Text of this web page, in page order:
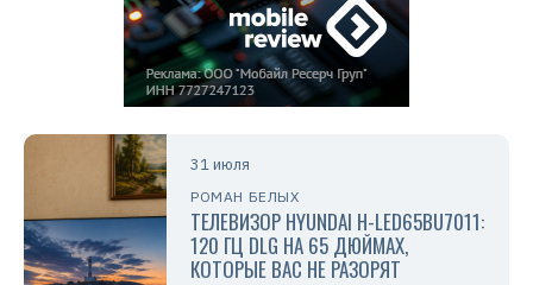
31 июля
РОМАН БЕЛЫХ
ТЕЛЕВИЗОР HYUNDAI H-LED65BU7011:
120 ГЦ DLG НА 65 ДЮЙМАХ,
КОТОРЫЕ ВАС НЕ РАЗОРЯТ